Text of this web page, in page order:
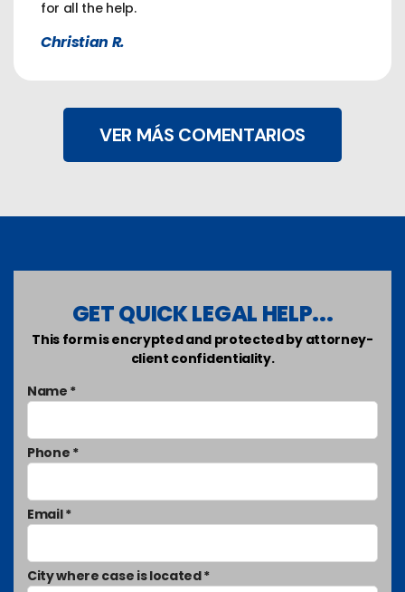
for all the help.
Christian R.
VER MÁS COMENTARIOS
GET QUICK LEGAL HELP...
This form is encrypted and protected by attorney-
client confidentiality.
Name *
Phone *
Email *
City where case is located *